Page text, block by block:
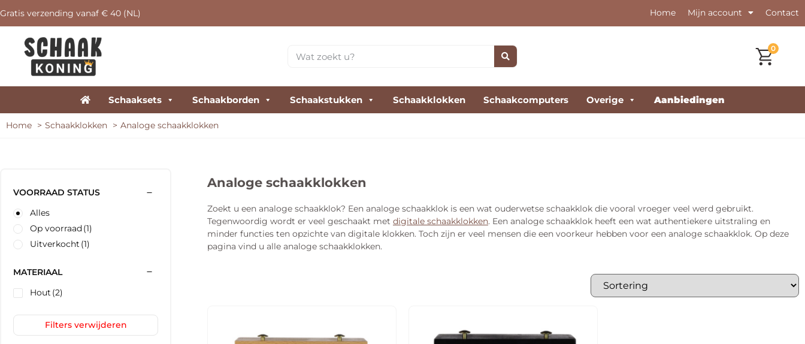
Gratis verzending vanaf € 40 (NL) Home Mijn account Contact
0
Schaaksets Schaakborden Schaakstukken Schaakklokken Schaakcomputers Overige Aanbiedingen
Home Schaakklokken Analoge schaakklokken
VOORRAAD STATUS
Alles
Op voorraad(1)
Uitverkocht (1)
MATERIAAL
Hout (2)
Filters verwijderen
Analoge schaakklokken
Zoekt u een analoge schaakklok? Een analoge schaakklok is een wat ouderwetse schaakklok die vooral vroeger veel werd gebruikt.
Tegenwoordig wordt er veel geschaakt met digitale schaakklokken. Een analoge schaakklok heeft een wat authentiekere uitstraling en
minder functies ten opzichte van digitale klokken. Toch zijn er veel mensen die een voorkeur hebben voor een analoge schaakklok. Op deze
pagina vind u alle analoge schaakklokken.